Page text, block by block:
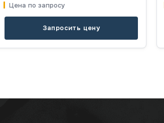
Цена по запросу
Запросить цену